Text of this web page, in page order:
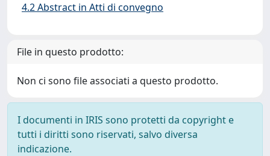
4.2 Abstract in Atti di convegno
File in questo prodotto:
Non ci sono file associati a questo prodotto.
I documenti in IRIS sono protetti da copyright e
tutti i diritti sono riservati, salvo diversa
indicazione.